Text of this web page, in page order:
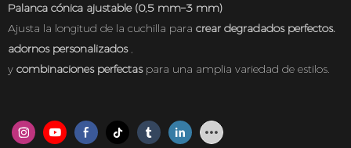
Palanca cónica ajustable (0,5 mm–3 mm)
Ajusta la longitud de la cuchilla para crear degradados perfectos.
adornos personalizados,
y combinaciones perfectaspara una amplia variedad de estilos.